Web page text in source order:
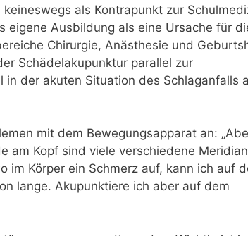
als Kontrapunkt zur
eigene Ausbildung als eine Ursache für
Chirurgie, Anästhesie und
Schädelakupunktur parallel zur
der akuten Situation des Schlaganfalls
mit dem Bewegungsapparat an:
am Kopf sind viele verschiedene
Körper ein Schmerz auf, kann ich auf
lange. Akupunktiere ich aber auf dem